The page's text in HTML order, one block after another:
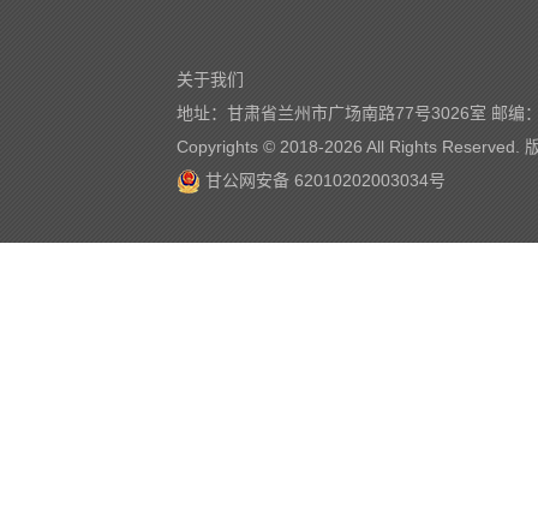
关于我们
地址：甘肃省兰州市广场南路77号3026室 邮编
Copyrights © 2018-2026 All Rights Reserved.
甘公网安备 62010202003034号